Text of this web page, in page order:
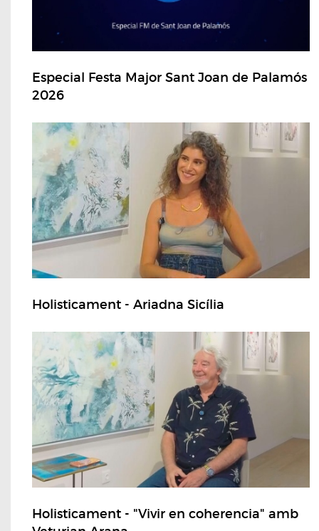
Especial Festa Major Sant Joan de Palamós
2026
Holisticament - Ariadna Sicília
Holisticament - "Vivir en coherencia" amb